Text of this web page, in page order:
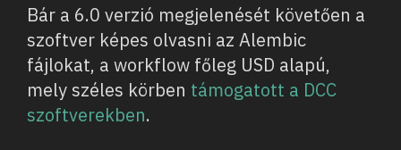
Bár a 6.0 verzió megjelenését követően a
szoftver képes olvasni az Alembic
fájlokat, a workflow főleg USD alapú,
mely széles körben támogatott a DCC
szoftverekben.